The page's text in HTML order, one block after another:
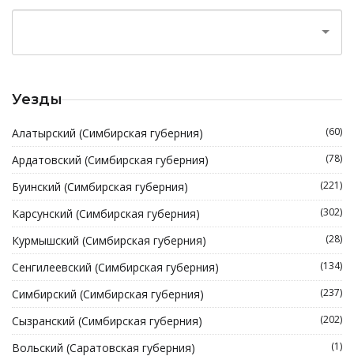
Уезды
Алатырский (Симбирская губерния) (60)
Ардатовский (Симбирская губерния) (78)
Буинский (Симбирская губерния) (221)
Карсунский (Симбирская губерния) (302)
Курмышский (Симбирская губерния) (28)
Сенгилеевский (Симбирская губерния) (134)
Симбирский (Симбирская губерния) (237)
Сызранский (Симбирская губерния) (202)
Вольский (Саратовская губерния) (1)